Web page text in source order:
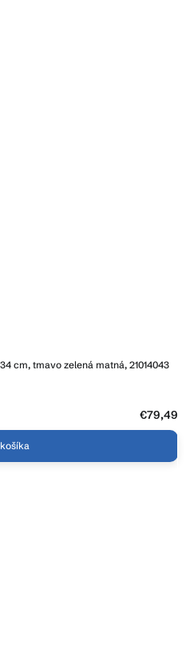
cm, tmavo zelená matná, 21014043
€79,49